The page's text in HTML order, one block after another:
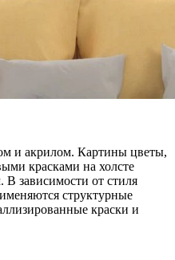
и акрилом. Картины цветы,
красками на холсте
зависимости от стиля
структурные
краски и